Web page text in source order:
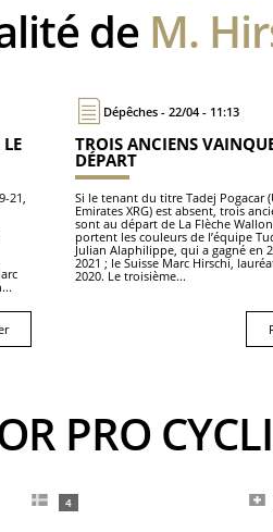
de M.
21,
Dépêches - 22/04 - 11:13
TROIS ANCIENS
DÉPART
Si le tenant du titre Tadej Pogacar
Emirates XRG) est absent, trois
sont au départ de La Flèche
portent les couleurs de l’équipe
Julian Alaphilippe, qui a gagné en
2021 ; le Suisse Marc Hirschi,
2020. Le troisième...
PRO
4